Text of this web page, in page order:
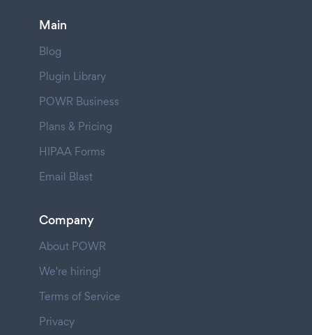
Main
Blog
Plugin Library
POWR Business
Plans & Pricing
HIPAA Forms
Email Blast
Company
About POWR
We're hiring!
Terms of Service
Privacy